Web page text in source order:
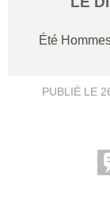
Été
PUBLIÉ LE